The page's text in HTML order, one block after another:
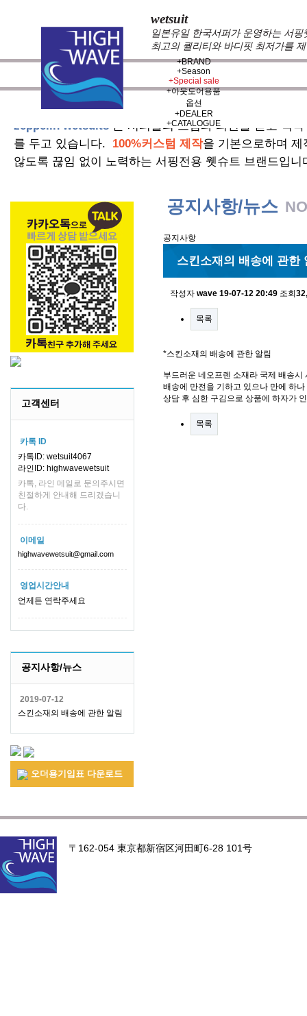
wetsuit
일본유일 한국서퍼가 운영하는 서
최고의 퀄리티와 바디핏 최저가를
+BRAND
+Season
+Special sale
+아웃도어용품
옵션
+DEALER
+CATALOGUE
zeppelin wetsuits 는 서퍼들의 느낌과 의견를 듣고 적
를 두고 있습니다. 100%커스텀 제작을 기본으로하며
않도록 끊임 없이 노력하는 서핑전용 웻슈트 브랜드입니
고객센터
카톡 ID
카톡ID: wetsuit4067
라인ID: highwavewetsuit
카톡, 라인 메일로 문의주시면
친절하게 안내해 드리겠습니
다.
이메일
highwavewetsuit@gmail.com
영업시간안내
언제든 연락주세요
공지사항/뉴스
2019-07-12
스킨소재의 배송에 관한 알림
오더용기입표 다운로드
공지사항/뉴스
공지사항
스킨소재의 배송에 관한
작성자 wave 19-07-12 20:49 조회
목록
*스킨소재의 배송에 관한 알림
부드러운 네오프렌 소재라 국제 배송
배송에 만전을 기하고 있으나 만에 하
상담 후 심한 구김으로 상품에 하자가
목록
〒162-054 東京都新宿区河田町6-28 101号